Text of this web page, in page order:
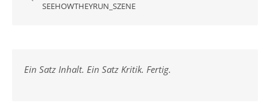
SEEHOWTHEYRUN_SZENE
Ein Satz Inhalt. Ein Satz Kritik. Fertig.